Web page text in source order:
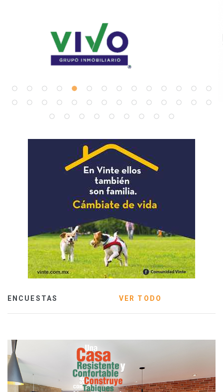
ENCUESTAS VER TODO